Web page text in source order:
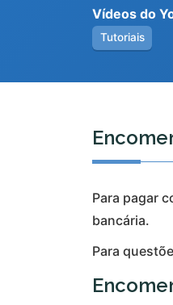
Vídeos do
Tutoriais
Para pagar
bancária.
Para